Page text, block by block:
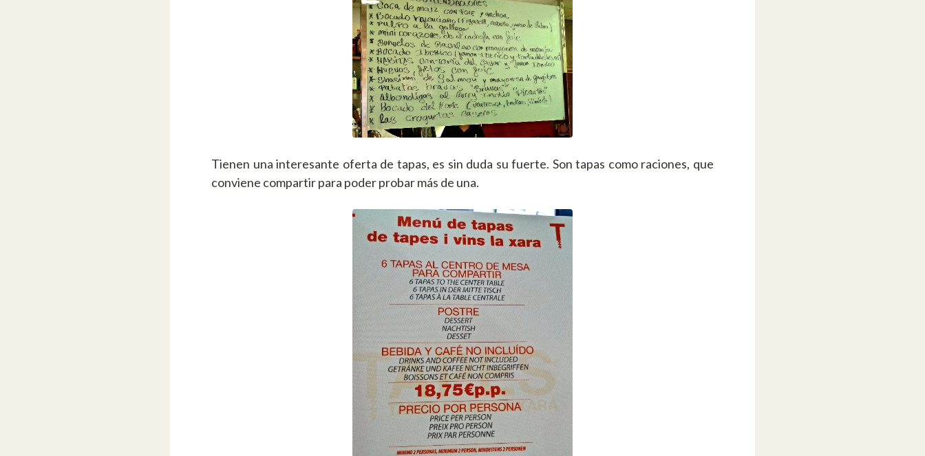
Tienen una interesante oferta de tapas, es sin duda su fuerte. Son tapas como raciones, que
conviene compartir para poder probar más de una.